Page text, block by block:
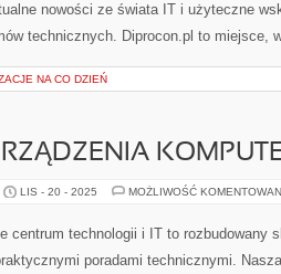
nowości ze świata IT i użyteczne
technicznych. Diprocon.pl to miejsce,
NA CO DZIEŃ
LIS - 20 - 2025 MOŻLIWOŚĆ
centrum technologii i IT to rozbudowany
poradami technicznymi.